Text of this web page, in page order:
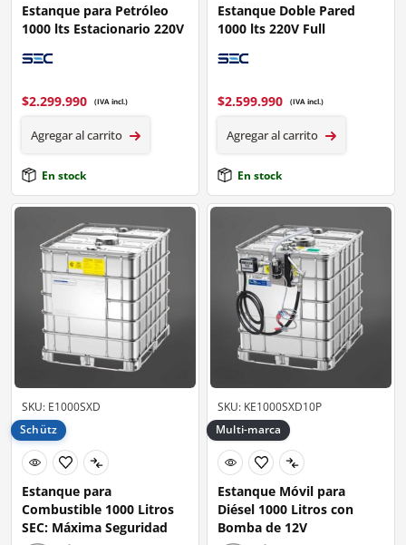
Estanque para Petróleo
1000 lts Estacionario 220V
$2.299.990 (IVA incl.)
Agregar al carrito
En stock
Estanque Doble Pared
1000 lts 220V Full
$2.599.990 (IVA incl.)
Agregar al carrito
En stock
SKU: E1000SXD
Schütz
Estanque para
Combustible 1000 Litros
SEC: Máxima Seguridad
SKU: KE1000SXD10P
Multi-marca
Estanque Móvil para
Diésel 1000 Litros con
Bomba de 12V